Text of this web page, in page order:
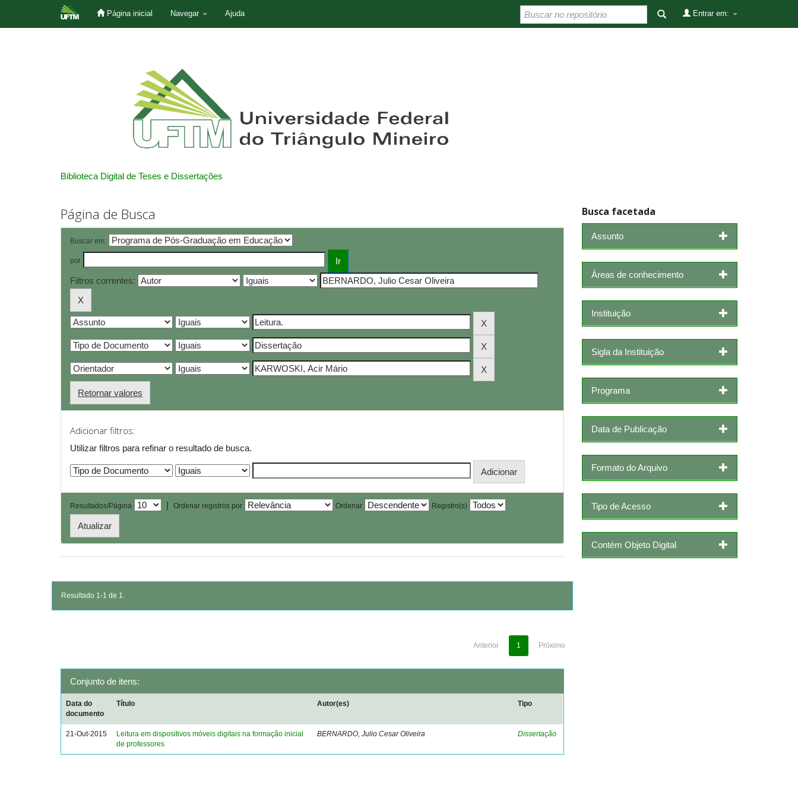
Página inicial Navegar Ajuda Entrar em:
Biblioteca Digital de Teses e Dissertações
Página de Busca
Buscar em:
por
Filtros correntes:
Retornar valores
Adicionar filtros:
Utilizar filtros para refinar o resultado de busca.
Resultados/Página | Ordenar registros por Ordenar Registro(s)
Resultado 1-1 de 1.
Anterior 1 Próximo
Conjunto de itens:
Data do
documento
Título Autor(es) Tipo
21-Out-2015
Leitura em dispositivos móveis digitais na formação inicial
de professores
BERNARDO, Julio Cesar Oliveira Dissertação
Busca facetada
Assunto
Áreas de conhecimento
Instituição
Sigla da Instituição
Programa
Data de Publicação
Formato do Arquivo
Tipo de Acesso
Contém Objeto Digital